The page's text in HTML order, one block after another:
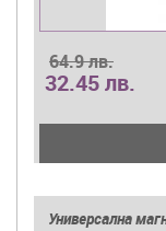
64.9 лв.
32.45 лв.
Универсална